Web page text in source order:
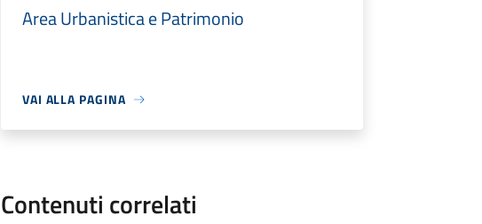
Area Urbanistica e Patrimonio
VAI ALLA PAGINA
Contenuti correlati